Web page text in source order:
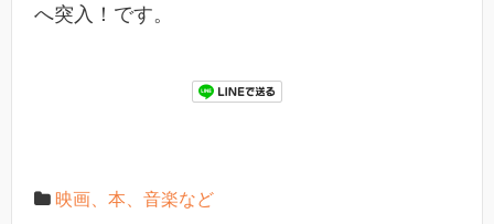
へ突入！です。
映画、本、音楽など